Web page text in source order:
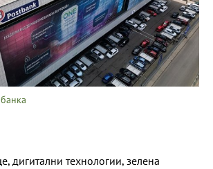
дигитални технологии, зелена